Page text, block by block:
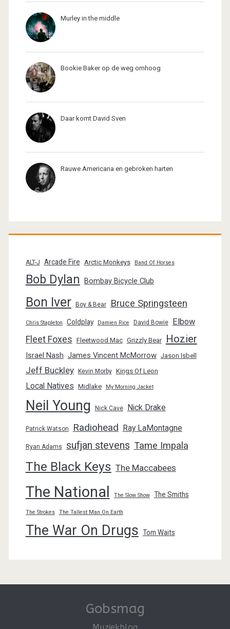
Murley in the middle
Bookie Baker op de weg omhoog
Daar komt David Sven
Rauwe Americana en gebroken harten
ALT-J Arcade Fire Arctic Monkeys Band Of Horses
Bob Dylan Bombay Bicycle Club
Bon Iver Boy & Bear Bruce Springsteen
Chris Stapleton Coldplay Damien Rice David Bowie Elbow
Fleet Foxes Fleetwood Mac Grizzly Bear Hozier
Israel Nash James Vincent McMorrow Jason Isbell
Jeff Buckley Kevin Morby Kings Of Leon
Local Natives Midlake My Morning Jacket
Neil Young Nick Cave Nick Drake
Patrick Watson Radiohead Ray LaMontagne
Ryan Adams sufjan stevens Tame Impala
The Black Keys The Maccabees
The National The Slow Show The Smiths
The Strokes The Tallest Man On Earth
The War On Drugs Tom Waits
Gobsmag
Muziekblog